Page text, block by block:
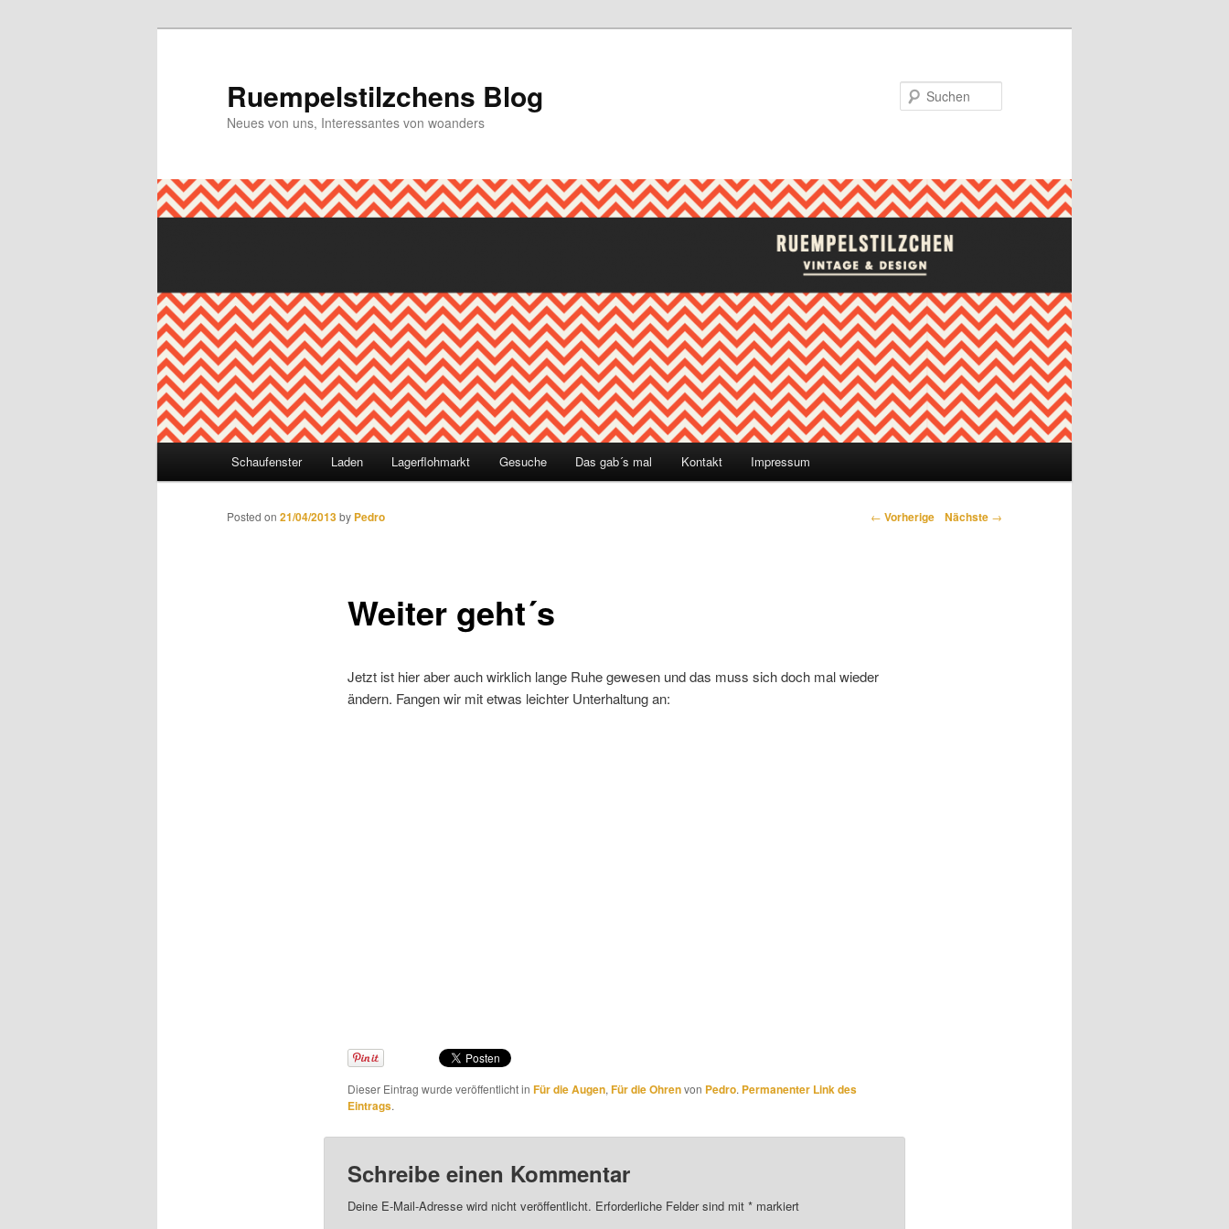
Ruempelstilzchens Blog
Neues von uns, Interessantes von woanders
Zum Inhalt wechseln
Zum sekundären Inhalt wechseln
Schaufenster Laden Lagerflohmarkt Gesuche Das gab´s mal Kontakt Impressum
Artikelnavigation ← Vorherige Nächste →
Weiter geht´s
Posted on 21/04/2013by Pedro
Jetzt ist hier aber auch wirklich lange Ruhe gewesen und das muss sich doch mal wieder
ändern. Fangen wir mit etwas leichter Unterhaltung an:
Dieser Eintrag wurde veröffentlicht in Für die Augen,Für die Ohrenvon Pedro. Permanenter Link des
Eintrags.
Schreibe einen Kommentar
Deine E-Mail-Adresse wird nicht veröffentlicht. Erforderliche Felder sind mit *markiert